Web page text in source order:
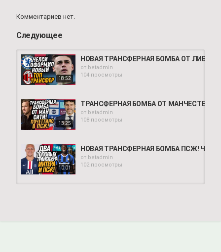
Комментариев нет.
Следующее
18:52
НОВАЯ ТРАНСФЕРНАЯ БОМБА ОТ
от betadmin
104 просмотры
13:25
ТРАНСФЕРНАЯ БОМБА ОТ МАНЧЕСТЕР
от betadmin
108 просмотры
10:01
НОВАЯ ТРАНСФЕРНАЯ БОМБА ПСЖ!
от betadmin
102 просмотры